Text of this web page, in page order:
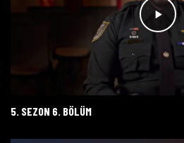
5. SEZON 6. BÖLÜM